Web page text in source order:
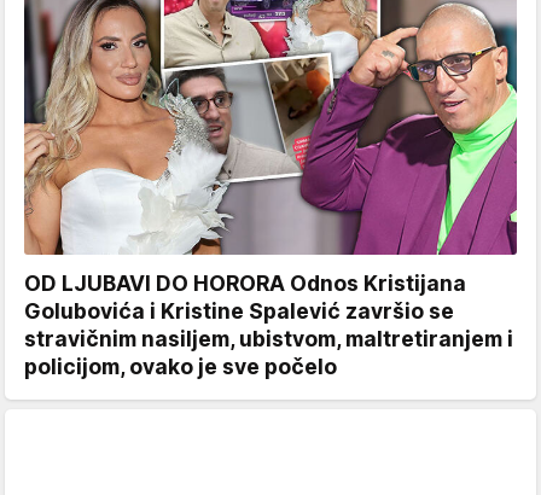
OD LJUBAVI DO HORORA Odnos Kristijana
Golubovića i Kristine Spalević završio se
stravičnim nasiljem, ubistvom, maltretiranjem i
policijom, ovako je sve počelo